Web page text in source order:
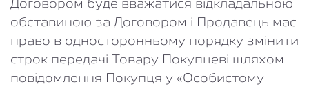
Договором буде вважатися відкладальною
обставиною за Договором і Продавець має
право в односторонньому порядку змінити
строк передачі Товару Покупцеві шляхом
повідомлення Покупця у «Особистому